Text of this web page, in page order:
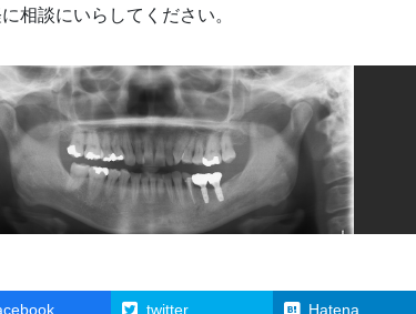
相談にいらしてください。
twitter Hatena